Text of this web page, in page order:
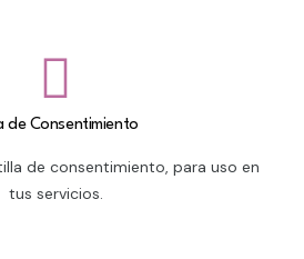
de Consentimiento
de consentimiento, para uso en
tus servicios.